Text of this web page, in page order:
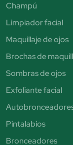
Champú
Limpiador facial
Maquillaje de ojos
Brochas de
Sombras de ojos
Exfoliante facial
Pintalabios
Bronceadores